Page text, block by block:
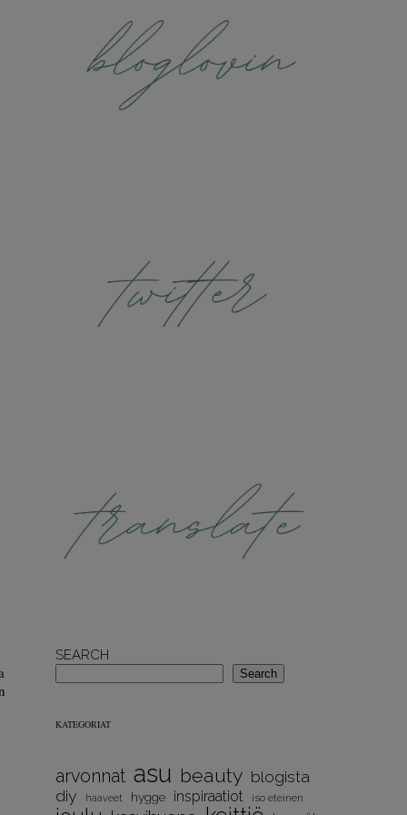
SEARCH
Search
KATEGORIAT
arvonnat asu beauty blogista
diy haaveet hygge inspiraatiot iso eteinen